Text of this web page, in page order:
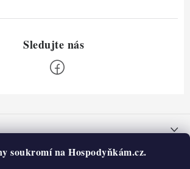
soukromí na Hospodyňkám.cz.
dobírku